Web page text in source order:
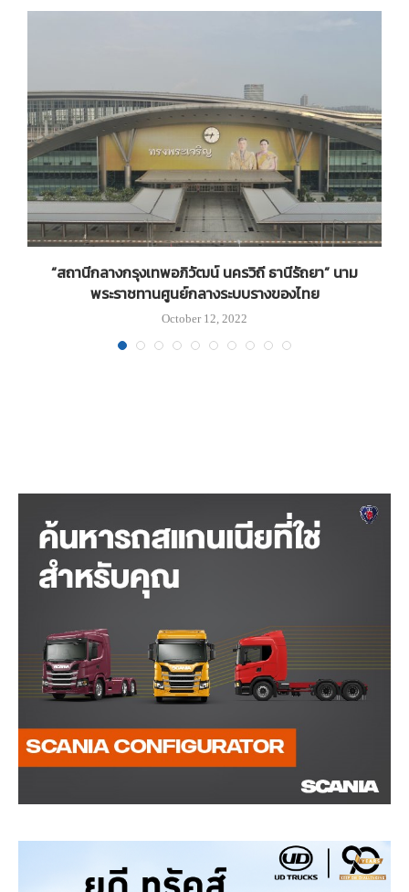
“สถานีกลางกรุงเทพอภิวัฒน์ นครวิถี ธานีรัถยา” นาม
พระราชทานศูนย์กลางระบบรางของไทย
October 12, 2022